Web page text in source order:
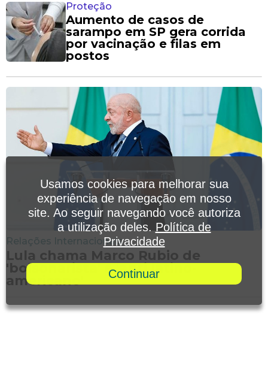
Proteção
Aumento de casos de
sarampo em SP gera corrida
por vacinação e filas em
postos
Relações Internacionais
Lula chama Marco Rubio de
'bolsonarista' e 'anti latino-
americano'
Usamos cookies para melhorar sua
experiência de navegação em nosso
site. Ao seguir navegando você autoriza
a utilização deles. Política de
Privacidade
Continuar